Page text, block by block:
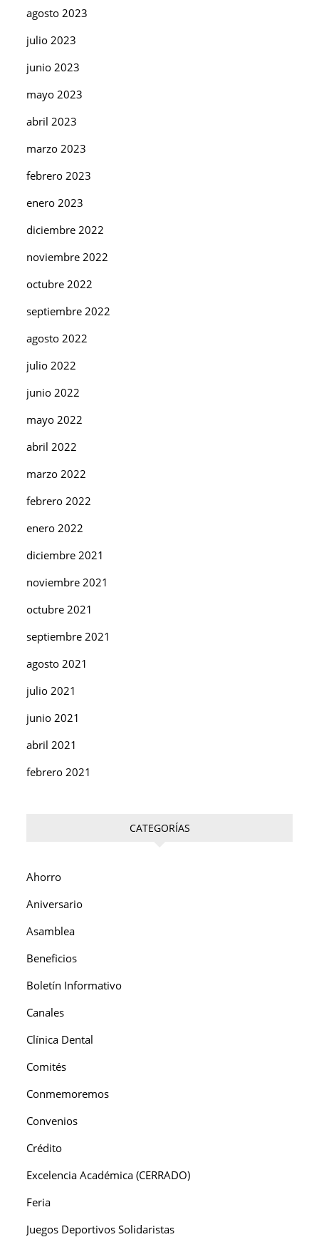
agosto 2023
julio 2023
junio 2023
mayo 2023
abril 2023
marzo 2023
febrero 2023
enero 2023
diciembre 2022
noviembre 2022
octubre 2022
septiembre 2022
agosto 2022
julio 2022
junio 2022
mayo 2022
abril 2022
marzo 2022
febrero 2022
enero 2022
diciembre 2021
noviembre 2021
octubre 2021
septiembre 2021
agosto 2021
julio 2021
junio 2021
abril 2021
febrero 2021
CATEGORÍAS
Ahorro
Aniversario
Asamblea
Beneficios
Boletín Informativo
Canales
Clínica Dental
Comités
Conmemoremos
Convenios
Crédito
Excelencia Académica (CERRADO)
Feria
Juegos Deportivos Solidaristas